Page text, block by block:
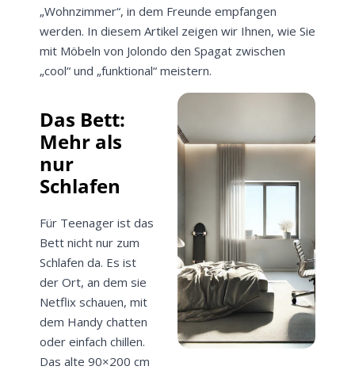
„Wohnzimmer“, in dem Freunde empfangen
werden. In diesem Artikel zeigen wir Ihnen, wie Sie
mit Möbeln von Jolondo den Spagat zwischen
„cool“ und „funktional“ meistern.
Das Bett:
Mehr als
nur
Schlafen
Für Teenager ist das
Bett nicht nur zum
Schlafen da. Es ist
der Ort, an dem sie
Netflix schauen, mit
dem Handy chatten
oder einfach chillen.
Das alte 90×200 cm